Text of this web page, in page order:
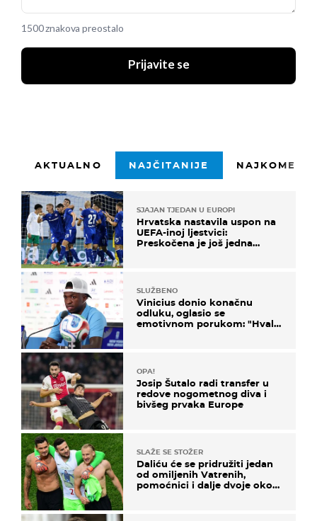
1500 znakova preostalo
Prijavite se
AKTUALNO NAJČITANIJE
SJAJAN TJEDAN U EUROPI
Hrvatska nastavila uspon na
UEFA-inoj ljestvici:
Preskočena je još jedna
SLUŽBENO
Vinicius donio konačnu
odluku, oglasio se
emotivnom porukom: "Hvala
OPA!
Josip Šutalo radi transfer u
redove nogometnog diva i
bivšeg prvaka Europe
SLAŽE SE STOŽER
Daliću će se pridružiti jedan
od omiljenih Vatrenih,
pomoćnici i dalje dvoje oko